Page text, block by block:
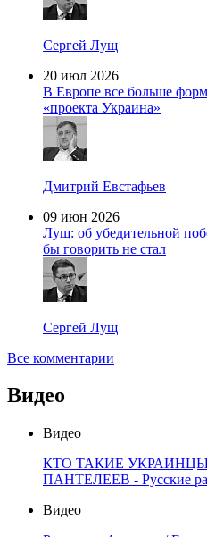
Сергей Лущ
20 июл 2026
В Европе все больше
«проекта Украина»
Дмитрий Евстафьев
09 июн 2026
Лущ: об убедительной
бы говорить не стал
Сергей Лущ
Все комментарии
Видео
Видео
КТО ТАКИЕ УКРАИНЦЫ
ПАНТЕЛЕЕВ - Русские
Видео